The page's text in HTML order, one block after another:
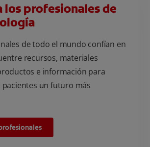
los profesionales de
de todo el mundo confían en
recursos, materiales
e información para
pacientes un futuro más